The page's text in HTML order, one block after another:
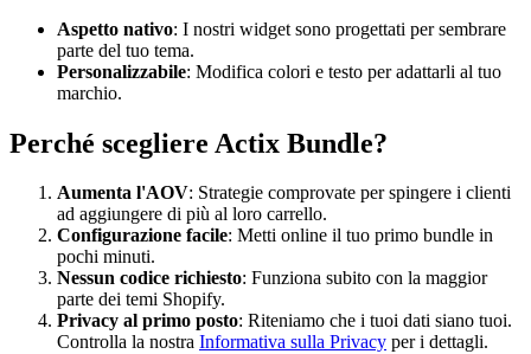
Aspetto nativo: I nostri widget sono progettati per sembrare
parte del tuo tema.
Personalizzabile: Modifica colori e testo per adattarli al tuo
marchio.
Perché scegliere Actix Bundle?
Aumenta l'AOV: Strategie comprovate per spingere i clienti
ad aggiungere di più al loro carrello.
Configurazione facile: Metti online il tuo primo bundle in
pochi minuti.
Nessun codice richiesto: Funziona subito con la maggior
parte dei temi Shopify.
Privacy al primo posto: Riteniamo che i tuoi dati siano tuoi.
Controlla la nostra Informativa sulla Privacy per i dettagli.